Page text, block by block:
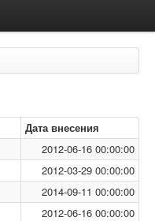
Дата внесения
2012-06-16 00:00:00
2012-03-29 00:00:00
2014-09-11 00:00:00
2012-06-16 00:00:00